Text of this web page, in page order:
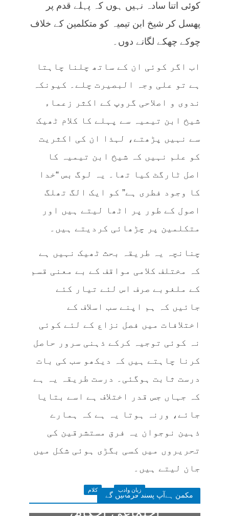
کوئی اتنا سادہ نہیں ہوں کہ پہلے قدم پر
پھسل کر شیخ ابن تیمیہ کو متکلمین کے خلاف
چوکے چھکے لگانے دوں۔
اب اگر کوئی ان کے ساتھ چلنا چاہتا
ہے تو علی وجہ البصیرت چلے۔ کیونکہ
ندوی و اصلاحی گروپ کے اکثر زعماء
شیخ ابن تیمیہ سے پہلے کا کلام ٹھیک
سے نہیں پڑھتے، لہذا ان کی اکثریت
کو علم نہیں کہ شیخ ابن تیمیہ کا
اصل ٹارگٹ کیا تھا۔ یہ لوگ بس “خدا
کا وجود فطری ہے” کو ایک الگ تھلگ
اصول کے طور پر اٹھا لیتے ہیں اور
متکلمین پر چڑھائی کردیتے ہیں۔
چنانچہ یہ طریقہ بحث ٹھیک نہیں ہے
کہ مختلف کلامی مواقف کے بے معنی قسم
کے ملغوبے صرف اس لئے تیار کئے
جائیں کہ ہم اپنے سب اسلاف کے
اختلافات میں فصل نزاع کے لئے کوئی
نہ کوئی توجیہ کرکے ذہنی سرور حاصل
کرنا چاہتے ہیں کہ دیکھو سب کی بات
درست ثابت ہوگئی۔ درست طریقہ یہ ہے
کہ جہاں جس قدر اختلاف ہے اسے بتایا
جائے، ورنہ ہوتا یہ ہے کہ ہمارے
ذہین نوجوان یہ فرق مستشرقین کی
تحریروں میں کسی بگڑی ہوئی شکل میں
جان لیتے ہیں۔
مکمن ہےآپ پسند فرمائیں گے
زبان وادب کلام
اجتماعی احکام،